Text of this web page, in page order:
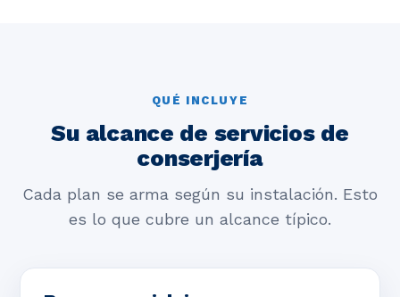
QUÉ INCLUYE
Su alcance de servicios de
conserjería
Cada plan se arma según su instalación. Esto
es lo que cubre un alcance típico.